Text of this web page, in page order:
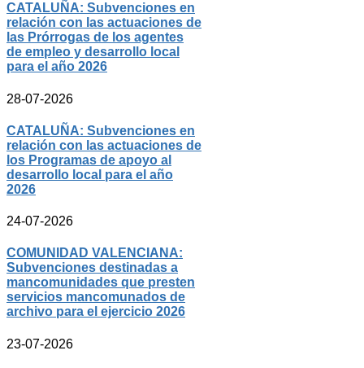
CATALUÑA: Subvenciones en
relación con las actuaciones de
las Prórrogas de los agentes
de empleo y desarrollo local
para el año 2026
28-07-2026
CATALUÑA: Subvenciones en
relación con las actuaciones de
los Programas de apoyo al
desarrollo local para el año
2026
24-07-2026
COMUNIDAD VALENCIANA:
Subvenciones destinadas a
mancomunidades que presten
servicios mancomunados de
archivo para el ejercicio 2026
23-07-2026